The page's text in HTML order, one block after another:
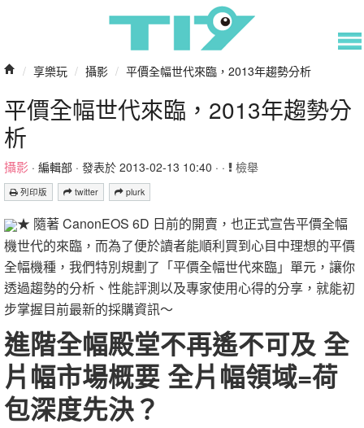
/ 享樂玩 / 攝影 / 平價全幅世代來臨，2013年趨勢分析
平價全幅世代來臨，2013年趨勢分
析
攝影 · 編輯部 · 發表於 2013-02-13 10:40 · · 檢舉
列印版 twitter plurk
★ 隨著CanonEOS 6D 日前的開賣，也正式宣告平價全幅
機世代的來臨，而為了便於讀者能順利買到心目中理想的平價
全幅機種，我們特別規劃了「平價全幅世代來臨」單元，讓你
透過趨勢的分析、性能評測以及專家使用心得的分享，就能初
步掌握目前最新的採購資訊～
進階全幅殿堂不再遙不可及 全
片幅市場概要 全片幅領域=荷
包深度先決？